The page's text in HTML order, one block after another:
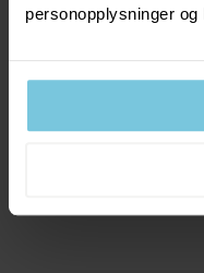
personopplysninger